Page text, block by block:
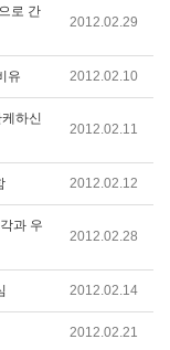
로 간
2012.02.29
유 2012.02.10
하신
2012.02.11
2012.02.12
과 우
2012.02.28
2012.02.14
2012.02.21